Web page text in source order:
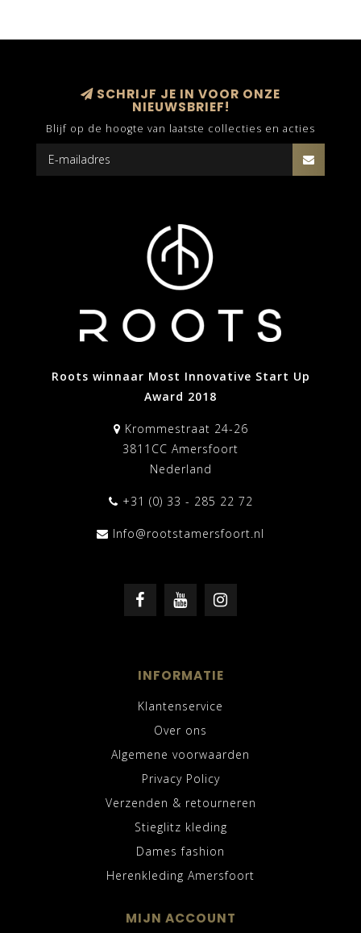
SCHRIJF JE IN VOOR ONZE
NIEUWSBRIEF!
Blijf op de hoogte van laatste collecties en acties
Roots winnaar Most Innovative Start Up
Award 2018
Krommestraat 24-26
3811CC Amersfoort
Nederland
+31 (0) 33 - 285 22 72
Info@rootstamersfoort.nl
INFORMATIE
Klantenservice
Over ons
Algemene voorwaarden
Privacy Policy
Verzenden & retourneren
Stieglitz kleding
Dames fashion
Herenkleding Amersfoort
MIJN ACCOUNT